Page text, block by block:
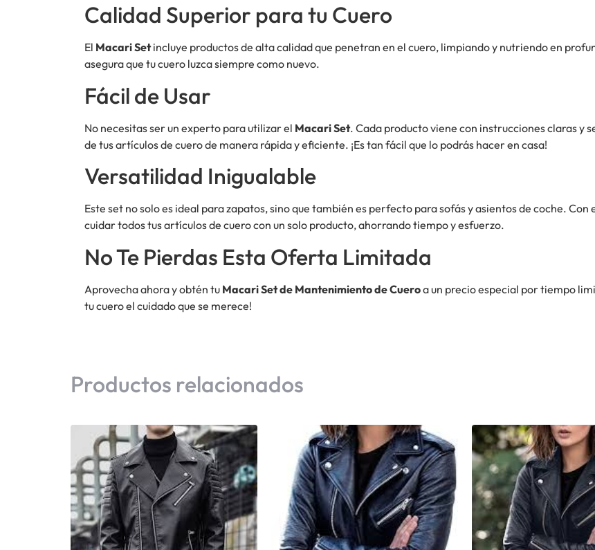
Calidad Superior para tu Cuero
El Macari Setincluye productos de alta calidad que penetran en el cuero, limpiando y nutriendo en
asegura que tu cuero luzca siempre como nuevo.
Fácil de Usar
No necesitas ser un experto para utilizar el Macari Set. Cada producto viene con instrucciones claras
de tus artículos de cuero de manera rápida y eficiente. ¡Es tan fácil que lo podrás hacer en casa!
Versatilidad Inigualable
Este set no solo es ideal para zapatos, sino que también es perfecto para sofás y asientos de coche. Con
cuidar todos tus artículos de cuero con un solo producto, ahorrando tiempo y esfuerzo.
No Te Pierdas Esta Oferta Limitada
Aprovecha ahora y obtén tu Macari Set de Mantenimiento de Cueroa un precio especial por tiempo
tu cuero el cuidado que se merece!
Productos relacionados